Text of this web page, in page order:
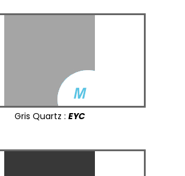
Gris Quartz : EYC